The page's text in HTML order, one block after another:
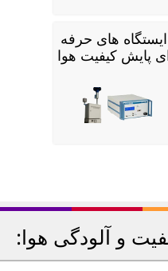
ایستگاه های حرفه
پایش کیفیت هوا
و آلودگی هوا: